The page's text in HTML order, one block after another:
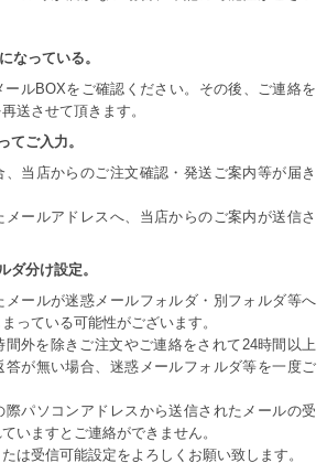
なっている。
ルBOXをご確認ください。その後、ご連絡を
送させて頂きます。
てご入力。
、当店からのご注文確認・発送ご案内等が届き
ールアドレスへ、当店からのご案内が送信さ
ダ分け設定。
メールが迷惑メールフォルダ・別フォルダ等へ
っている可能性がございます。
間外を除きご注文やご連絡をされて24時間以上
答が無い場合、迷惑メールフォルダ等を一度ご
際パソコンアドレスから送信されたメールの受
いますとご連絡ができません。
は受信可能設定をよろしくお願い致します。